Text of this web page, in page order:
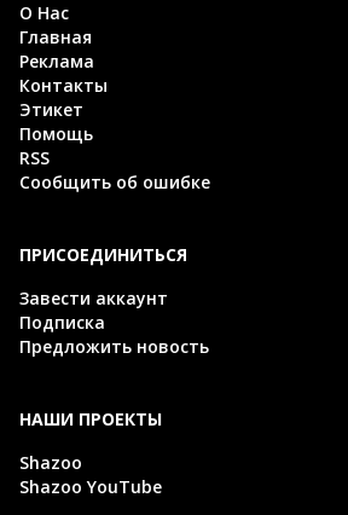
О Нас
Главная
Реклама
Контакты
Этикет
Помощь
RSS
Сообщить об ошибке
ПРИСОЕДИНИТЬСЯ
Завести аккаунт
Подписка
Предложить новость
НАШИ ПРОЕКТЫ
Shazoo
Shazoo YouTube